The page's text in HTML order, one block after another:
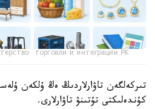
торговли и интеграции РК
تىركەلگەن تاۋارلاردىڭ ەڭ ۇلكەن
كۇندەلىكتى تۇتىنۋ تاۋارلارى.